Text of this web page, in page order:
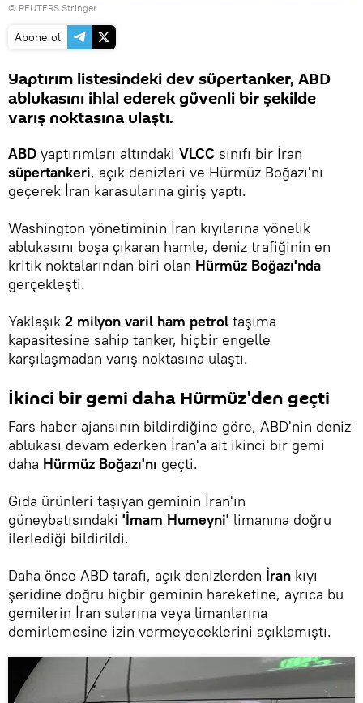
© REUTERS Stringer
Abone ol
Yaptırım listesindeki dev süpertanker, ABD
ablukasını ihlal ederek güvenli bir şekilde
varış noktasına ulaştı.
ABD yaptırımları altındaki VLCC sınıfı bir İran
süpertankeri, açık denizleri ve Hürmüz Boğazı'nı
geçerek İran karasularına giriş yaptı.
Washington yönetiminin İran kıyılarına yönelik
ablukasını boşa çıkaran hamle, deniz trafiğinin en
kritik noktalarından biri olan Hürmüz Boğazı'nda
gerçekleşti.
Yaklaşık 2 milyon varil ham petrol taşıma
kapasitesine sahip tanker, hiçbir engelle
karşılaşmadan varış noktasına ulaştı.
İkinci bir gemi daha Hürmüz'den geçti
Fars haber ajansının bildirdiğine göre, ABD'nin deniz
ablukası devam ederken İran'a ait ikinci bir gemi
daha Hürmüz Boğazı'nı geçti.
Gıda ürünleri taşıyan geminin İran'ın
güneybatısındaki 'İmam Humeyni' limanına doğru
ilerlediği bildirildi.
Daha önce ABD tarafı, açık denizlerden İran kıyı
şeridine doğru hiçbir geminin hareketine, ayrıca bu
gemilerin İran sularına veya limanlarına
demirlemesine izin vermeyeceklerini açıklamıştı.